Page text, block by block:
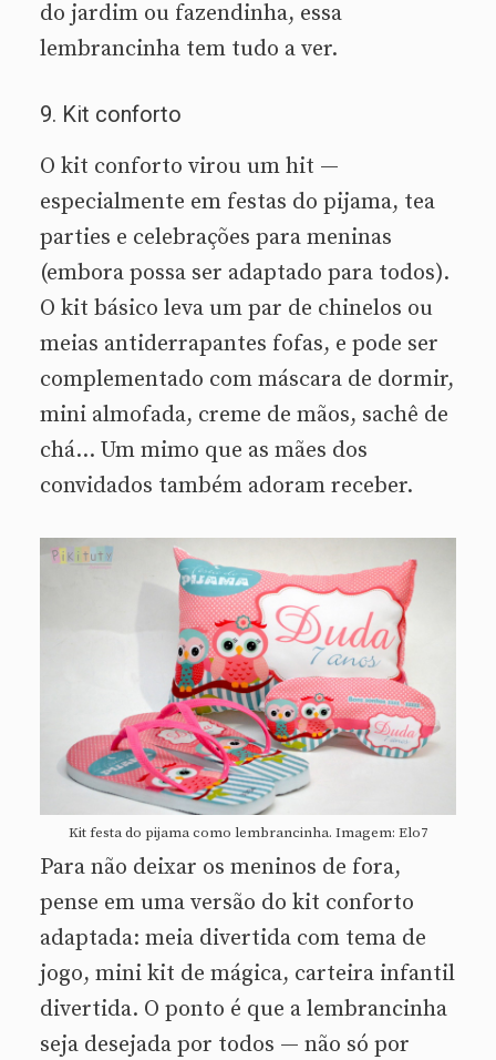
do jardim ou fazendinha, essa
lembrancinha tem tudo a ver.
9. Kit conforto
O kit conforto virou um hit —
especialmente em festas do pijama, tea
parties e celebrações para meninas
(embora possa ser adaptado para todos).
O kit básico leva um par de chinelos ou
meias antiderrapantes fofas, e pode ser
complementado com máscara de dormir,
mini almofada, creme de mãos, sachê de
chá… Um mimo que as mães dos
convidados também adoram receber.
Kit festa do pijama como lembrancinha. Imagem: Elo7
Para não deixar os meninos de fora,
pense em uma versão do kit conforto
adaptada: meia divertida com tema de
jogo, mini kit de mágica, carteira infantil
divertida. O ponto é que a lembrancinha
seja desejada por todos — não só por